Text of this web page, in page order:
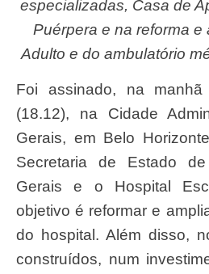
especializadas, Casa de
Puérpera e na reforma e
Adulto e do ambulatório
Foi assinado, na manhã dessa quarta-feira
(18.12), na Cidade
Gerais, em Belo
Secretaria de Estado
Gerais e o Hospital
objetivo é reformar e
do hospital. Além disso,
construídos, num